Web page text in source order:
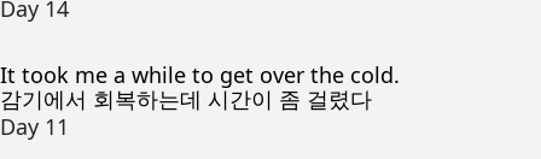
Day 14
It took me a while to get over the cold.
감기에서 회복하는데 시간이 좀 걸렸다
Day 11